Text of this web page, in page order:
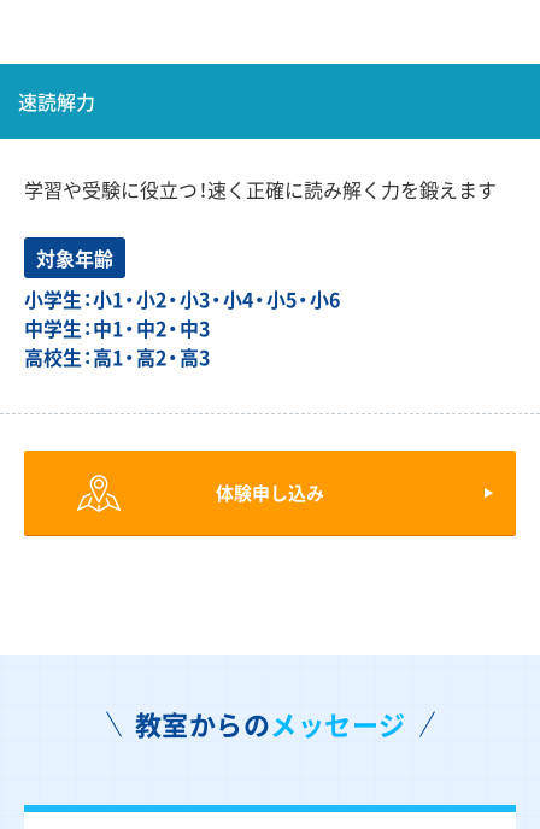
速読解力
学習や受験に役立つ！速く正確に読み解く力を鍛えます
対象年齢
小学生：小1・小2・小3・小4・小5・小6
中学生：中1・中2・中3
高校生：高1・高2・高3
体験申し込み
教室からのメッセージ